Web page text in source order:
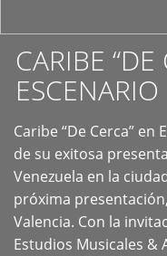
CARIBE “DE
ESCENARIO
Caribe “De Cerca” en
de su exitosa
Venezuela en la
próxima
Valencia. Con la
Estudios Musicales &